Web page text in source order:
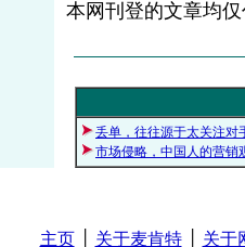
本网刊登的文章均
丢单，往往源于太关注对
市场侵略，中国人的营销
主页│ 关于麦肯特│ 关于